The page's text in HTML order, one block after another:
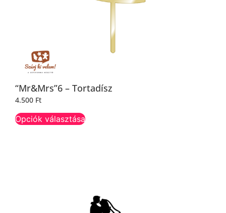
“Mr&Mrs”6 – Tortadísz
4.500 Ft
Opciók választása